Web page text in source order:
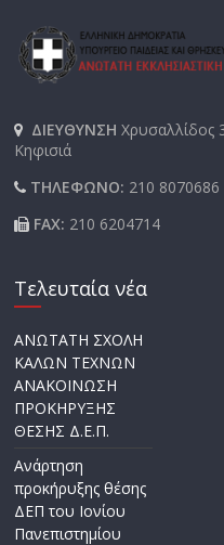
ΔΙΕΥΘΥΝΣΗΧρυσαλλίδος
Κηφισιά
ΤΗΛΕΦΩΝΟ: 210 8070686
FAX: 210 6204714
Τελευταία νέα
ΑΝΩΤΑΤΗ ΣΧΟΛΗ
ΚΑΛΩΝ ΤΕΧΝΩΝ
ΑΝΑΚΟΙΝΩΣΗ
ΠΡΟΚΗΡΥΞΗΣ
ΘΕΣΗΣ Δ.Ε.Π.
Ανάρτηση
προκήρυξης θέσης
ΔΕΠ του Ιονίου
Πανεπιστημίου